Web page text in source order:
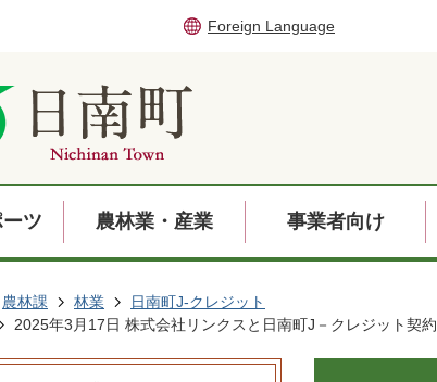
Foreign Language
ツ 農林業・産業 事業者向け
農林課 林業
日南町J-クレジット
2025年3月17日 株式会社リンクスと日南町J－クレジット契約